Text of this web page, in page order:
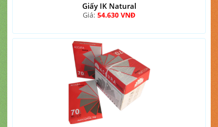
Giấy IK Natural
Giá: 54.630 VNĐ